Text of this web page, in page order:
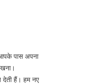
आपके पास अपना
देती हैं। हम नए